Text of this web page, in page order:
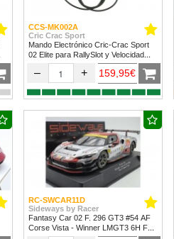
CCS-MK002A
Cric Crac Sport
Mando Electrónico Cric-Crac Sport
02 Elite para RallySlot y Velocidad
1/32 & 1/24
– + 159,95€
RC-SWCAR11D
Sideways by Racer
Fantasy Car 02 F. 296 GT3 #54 AF
Corse Vista - Winner LMGT3 6H Fuji